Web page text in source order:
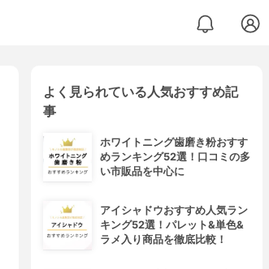
よく見られている人気おすすめ記
事
ホワイトニング歯磨き粉おすす
めランキング52選！口コミの多
い市販品を中心に
アイシャドウおすすめ人気ラン
キング52選！パレット&単色&
ラメ入り商品を徹底比較！